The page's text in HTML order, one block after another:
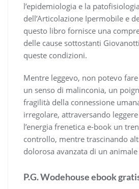
l’epidemiologia e la
dell’Articolazione Ipermobile e
questo libro fornisce una
delle cause sottostanti
queste condizioni.
Mentre leggevo, non potevo
un senso di malinconia, un
fragilità della connessione
irregolare, attraversando
l’energia frenetica e-book un
controllo, mentre trascinando
dolorosa avanzata di un
P.G. Wodehouse ebook